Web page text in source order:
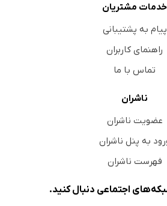
خدمات مشتریان
پیام به پشتیبانی
راهنمای کاربران
تماس با ما
ناشران
عضویت ناشران
به پنل ناشران
فهرست ناشران
شبکه‌های اجتماعی دنبال کنید.